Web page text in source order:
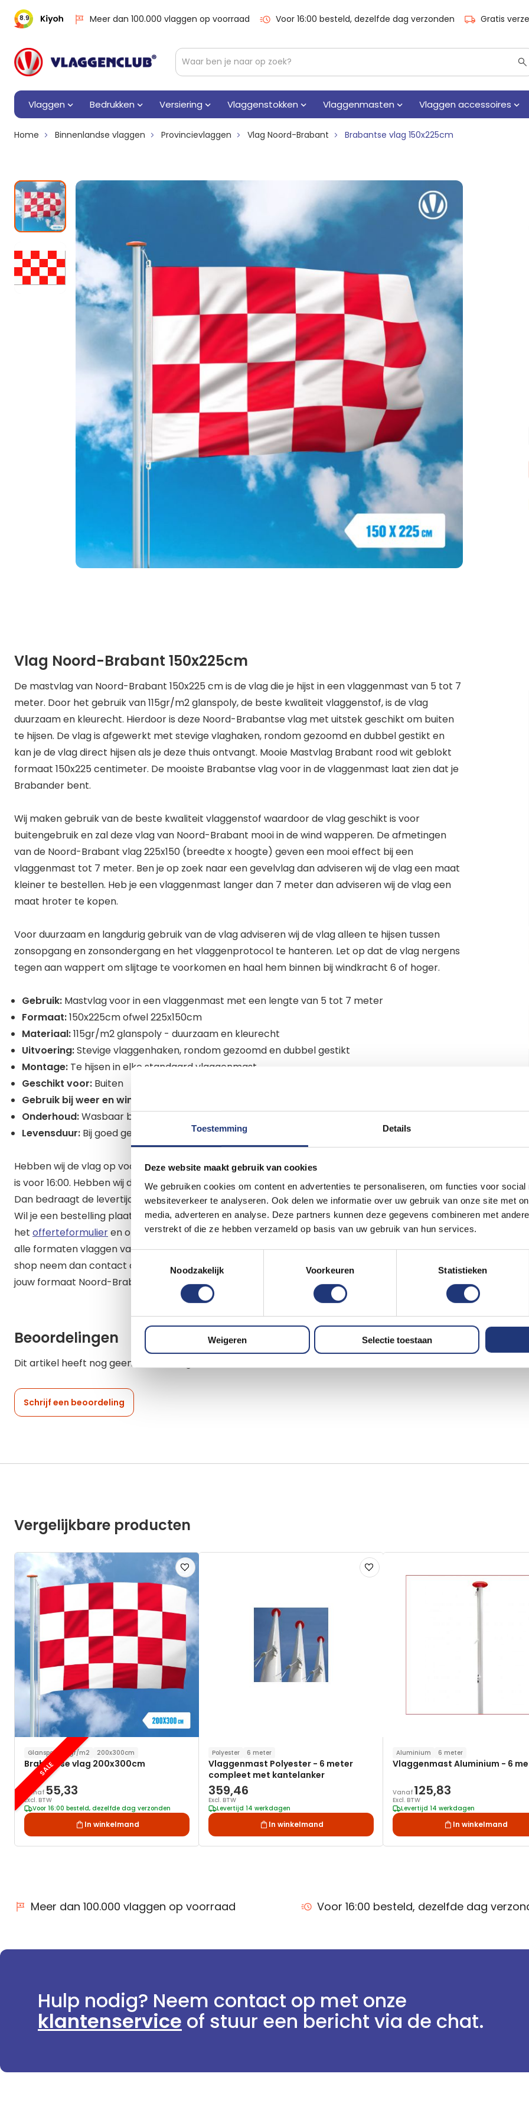
Toestemming Details
Deze website maakt gebruik van cookies
We gebruiken cookies om content en advertenties te personaliseren, om functies voor social
websiteverkeer te analyseren. Ook delen we informatie over uw gebruik van onze site met
media, adverteren en analyse. Deze partners kunnen deze gegevens combineren met
verstrekt of die ze hebben verzameld op basis van uw gebruik van hun services.
Noodzakelijk
Voorkeuren Statistieken
Weigeren Selectie toestaan
8.9 Meer dan 100.000 vlaggen op voorraad Voor 16:00 besteld, dezelfde dag verzonden Gratis
Vlaggen Bedrukken Versiering Vlaggenstokken Vlaggenmasten Vlaggen accessoires
Home Binnenlandse vlaggen Provincievlaggen Vlag Noord-Brabant Brabantse vlag 150x225cm
Vlag Noord-Brabant 150x225cm
De mastvlag van Noord-Brabant 150x225 cm is de vlag die je hijst in een vlaggenmast van 5 tot 7
meter. Door het gebruik van 115gr/m2 glanspoly, de beste kwaliteit vlaggenstof, is de vlag
duurzaam en kleurecht. Hierdoor is deze Noord-Brabantse vlag met uitstek geschikt om buiten
te hijsen. De vlag is afgewerkt met stevige vlaghaken, rondom gezoomd en dubbel gestikt en
kan je de vlag direct hijsen als je deze thuis ontvangt. Mooie Mastvlag Brabant rood wit geblokt
formaat 150x225 centimeter. De mooiste Brabantse vlag voor in de vlaggenmast laat zien dat je
Brabander bent.
Wij maken gebruik van de beste kwaliteit vlaggenstof waardoor de vlag geschikt is voor
buitengebruik en zal deze vlag van Noord-Brabant mooi in de wind wapperen. De afmetingen
van de Noord-Brabant vlag 225x150 (breedte x hoogte) geven een mooi effect bij een
vlaggenmast tot 7 meter. Ben je op zoek naar een gevelvlag dan adviseren wij de vlag een maat
kleiner te bestellen. Heb je een vlaggenmast langer dan 7 meter dan adviseren wij de vlag een
maat hroter te kopen.
Voor duurzaam en langdurig gebruik van de vlag adviseren wij de vlag alleen te hijsen tussen
zonsopgang en zonsondergang en het vlaggenprotocol te hanteren. Let op dat de vlag nergens
tegen aan wappert om slijtage te voorkomen en haal hem binnen bij windkracht 6 of hoger.
Gebruik: Mastvlag voor in een vlaggenmast met een lengte van 5 tot 7 meter
Formaat:150x225cm ofwel 225x150cm
Materiaal:115gr/m2 glanspoly - duurzaam en kleurecht
Uitvoering:Stevige vlaggenhaken, rondom gezoomd en dubbel gestikt
Montage: Te hijsen in elke standaard vlaggenmast
Geschikt voor: Buiten
Gebruik bij weer en wind:
Onderhoud:Wasbaar bij 40 graden
Levensduur: Bij goed gebruik is deze vlag lang kleur en slijtvast
Hebben wij de vlag op voorraad dan heb je de vlag de volgende werkdag in huis als deze besteld
is voor 16:00. Hebben wij de vlag niet op voorraad dan zullen wij je vlag direct in productie nemen.
Dan bedraagt de levertijd maximaal enkele werkdagen.
Wil je een bestelling plaatsen van meer dan 20 vlaggen? Stuur dan een vraag via
het offerteformulieren ontvang binnen 1 werkdag een scherp geprijsde offerte. Wij verkopen
alle formaten vlaggen van Noord-Brabant. Staat jouw gewenste formaat vlag nog niet in de
shop neem dan contact op via info@vlaggenclub.nl. Meestal kunnen wij binnen enkele dagen
jouw formaat Noord-Brabantse vlag leveren.
Beoordelingen
Dit artikel heeft nog geen beoordelingen.
Schrijf een beoordeling
Vergelijkbare producten
Voeg
toe
aan
verlanglijst
SALE
Glanspoly 115gr/m2 200x300cm
Brabantse vlag 200x300cm
Vanaf 55,33
Excl. BTW
Voor 16:00 besteld, dezelfde dag verzonden
In winkelmand
Voeg
toe
Polyester 6 meter
Vlaggenmast Polyester - 6 meter
compleet met kantelanker
359,46
Excl. BTW
Levertijd 14 werkdagen
In winkelmand
Aluminium 6 meter
Vlaggenmast Aluminium - 6
Vanaf 125,83
Excl. BTW
Levertijd 14 werkdagen
In winkelmand
Meer dan 100.000 vlaggen op voorraad Voor 16:00 besteld, dezelfde dag
Hulp nodig? Neem contact op met onze
klantenservice of stuur een bericht via de chat.